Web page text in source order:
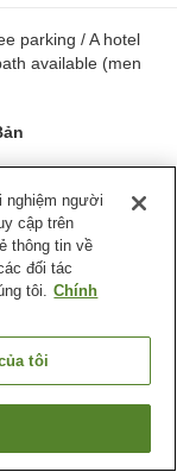
parking / A hotel
available (men
Yokkaichi
nghiệm người
cập trên
thông tin về
đối tác
tôi. Chính
tôi